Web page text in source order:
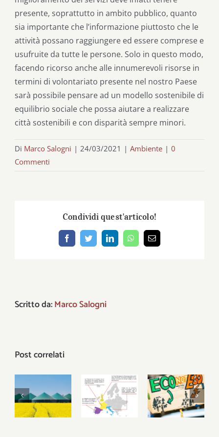
presente, soprattutto in ambito pubblico, quanto
sia importante che l’informazione piuttosto che le
attività possano raggiungere ed essere comprese e
usufruite da tutte le persone. Solo in questo modo,
facendo ricorso anche alle innumerevoli risorse in
termini di volontariato presente nel nostro Paese
sarà possibile pensare ad un modello sostenibile di
equilibrio sociale che possa aiutare a realizzare
città sostenibili e con disparità sempre minori.
Di Marco Salogni | 24/03/2021 | Ambiente | 0
Commenti
Condividi quest'articolo!
FacebookTwitterLinkedInWhatsApp
Email
Scritto da:Marco Salogni
Post correlati
Crisi
energetica
La guerra
dei metri
cubi
Il difficile
addio ai
combustibili